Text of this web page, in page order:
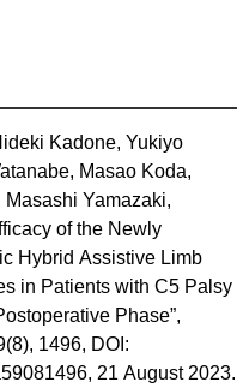
Kadone, Yukiyo
Masao Koda,
Yamazaki,
of the Newly
Hybrid Assistive Limb
in Patients with C5 Palsy
Phase”,
1496, DOI:
21 August 2023.